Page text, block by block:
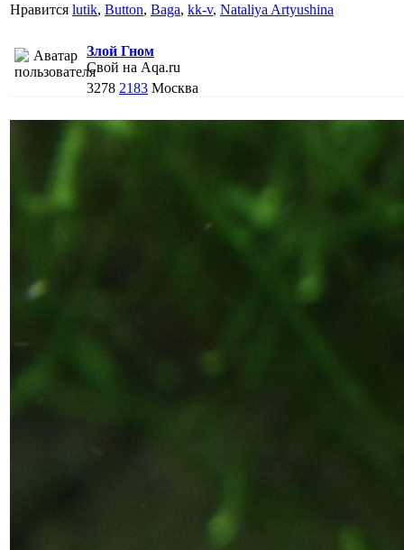
Нравится lutik, Button, Baga, kk-v, Nataliya Artyushina
Злой Гном
Свой на Aqa.ru
3278 2183 Москва